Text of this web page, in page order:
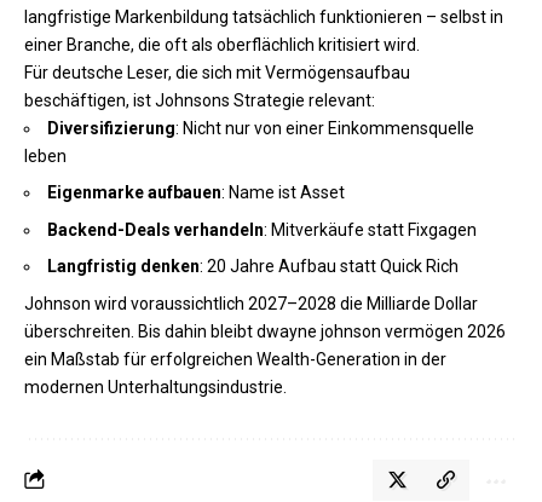
langfristige Markenbildung tatsächlich funktionieren – selbst in
einer Branche, die oft als oberflächlich kritisiert wird.
Für deutsche Leser, die sich mit Vermögensaufbau
beschäftigen, ist Johnsons Strategie relevant:
Diversifizierung: Nicht nur von einer Einkommensquelle
leben
Eigenmarke aufbauen: Name ist Asset
Backend-Deals verhandeln: Mitverkäufe statt Fixgagen
Langfristig denken: 20 Jahre Aufbau statt Quick Rich
Johnson wird voraussichtlich 2027–2028 die Milliarde Dollar
überschreiten. Bis dahin bleibt dwayne johnson vermögen 2026
ein Maßstab für erfolgreichen Wealth-Generation in der
modernen Unterhaltungsindustrie.